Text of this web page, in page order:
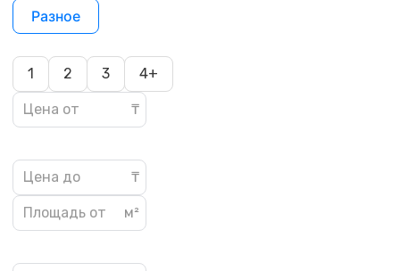
Разное
1 2 3 4+